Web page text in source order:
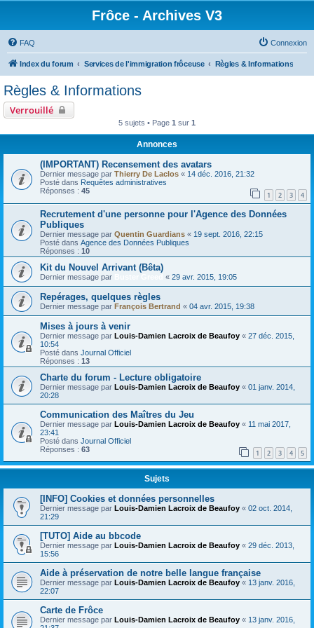
Frôce - Archives V3
FAQ Connexion
Index du forum Services de l'immigration frôceuse Règles & Informations
Règles & Informations
Verrouillé
5 sujets • Page 1 sur 1
Annonces
(IMPORTANT) Recensement des avatars
Dernier message par Thierry De Laclos « 14 déc. 2016, 21:32
Posté dans Requêtes administratives
Réponses : 45 1 2 3 4
Recrutement d'une personne pour l'Agence des Données
Publiques
Dernier message par Quentin Guardians « 19 sept. 2016, 22:15
Posté dans Agence des Données Publiques
Réponses : 10
Kit du Nouvel Arrivant (Bêta)
Dernier message par « 29 avr. 2015, 19:05
Repérages, quelques règles
Dernier message par François Bertrand « 04 avr. 2015, 19:38
Mises à jours à venir
Dernier message par Louis-Damien Lacroix de Beaufoy « 27 déc. 2015,
10:54
Posté dans Journal Officiel
Réponses : 13
Charte du forum - Lecture obligatoire
Dernier message par Louis-Damien Lacroix de Beaufoy « 01 janv. 2014,
20:28
Communication des Maîtres du Jeu
Dernier message par Louis-Damien Lacroix de Beaufoy « 11 mai 2017,
23:41
Posté dans Journal Officiel
Réponses : 63 1 2 3 4 5
Sujets
[INFO] Cookies et données personnelles
Dernier message par Louis-Damien Lacroix de Beaufoy « 02 oct. 2014,
21:29
[TUTO] Aide au bbcode
Dernier message par Louis-Damien Lacroix de Beaufoy « 29 déc. 2013,
15:56
Aide à préservation de notre belle langue française
Dernier message par Louis-Damien Lacroix de Beaufoy « 13 janv. 2016,
22:07
Carte de Frôce
Dernier message par Louis-Damien Lacroix de Beaufoy « 13 janv. 2016,